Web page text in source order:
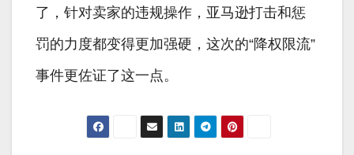
了，针对卖家的违规操作，亚马逊打击和惩
罚的力度都变得更加强硬，这次的“降权限流”
事件更佐证了这一点。